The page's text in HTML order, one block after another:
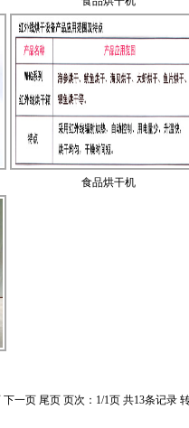
食品烘干机
下一页 尾页 页次：1/1页 共13条记录